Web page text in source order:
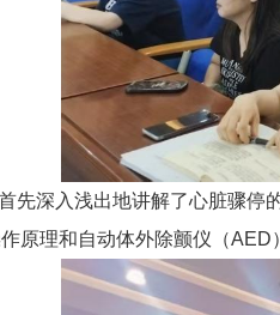
先深入浅出地讲解了心脏骤停
作原理和自动体外除颤仪（